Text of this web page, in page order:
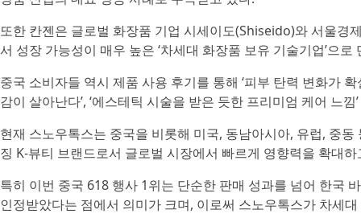
또한 칸젠은 글로벌 화장품 기업 시세이도(Shiseido)와 서울경
서 성장 가능성이 매우 높은 ‘차세대 화장품 보유 기술기업’으
중국 소비자들 역시 제품 사용 후기를 통해 ‘피부 탄력 변화가
감이 살아난다’, ‘에스테틱 시술을 받은 듯한 프리미엄 케어 느
현재 스노우톡스는 중국을 비롯해 미국, 동남아시아, 유럽, 중
징 K-뷰티 브랜드로서 글로벌 시장에서 빠르게 영향력을 확대하
특히 이번 중국 618 행사 1위는 단순한 판매 성과를 넘어 한국
인정받았다는 점에서 의미가 크며, 이로써 스노우톡스가 차세